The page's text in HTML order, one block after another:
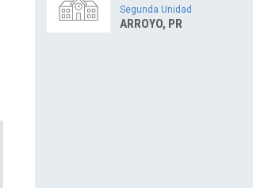
Segunda Unidad
ARROYO, PR